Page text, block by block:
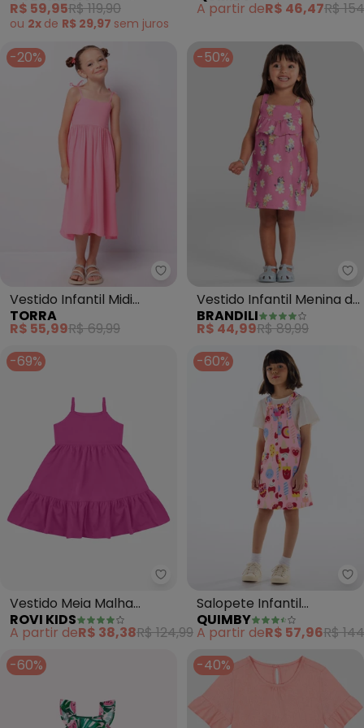
R$ 59,95R$ 119,90
ou 2x de R$ 29,97 sem juros
A partir deR$ 46,47R$
-20%
Torra - Vestido Infantil Midi
Vestido Infantil Midi
Viscose Alcinha (Rosa)
TORRA
R$ 55,99R$ 69,99
-50%
Vestido Infantil Menina da
Bluey (Rosa)
BRANDILI
R$ 44,99R$ 89,99
-69%
Rovi Kids - Vestido Meia Malha
Vestido Meia Malha
(Rosa)
ROVI KIDS
A partir deR$ 38,38R$ 124,99
-60%
Salopete Infantil
Moletom (Rosa)
QUIMBY
A partir deR$ 57,96R$
-60%
-40%